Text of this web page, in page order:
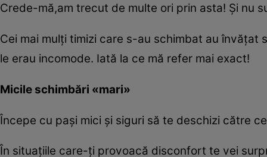
Crede-mă,am trecut de multe ori prin asta! Şi nu
Cei mai mulţi timizi care s-au schimbat au
le erau incomode. Iată la ce mă refer mai exact!
Micile schimbări «mari»
Începe cu paşi mici şi siguri să te deschizi către
În situaţiile care-ţi provoacă disconfort te vei